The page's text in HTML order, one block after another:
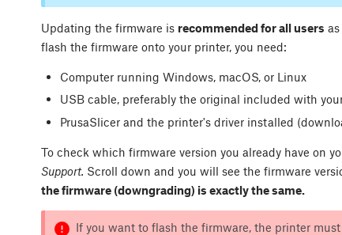
Updating the firmware is recommended for all users
flash the firmware onto your printer, you need:
Computer running Windows, macOS, or Linux
USB cable, preferably the original included with
PrusaSlicer and the printer's driver installed
To check which firmware version you already have on
Support. Scroll down and you will see the firmware
the firmware (downgrading) is exactly the same.
If you want to flash the firmware, the printer must